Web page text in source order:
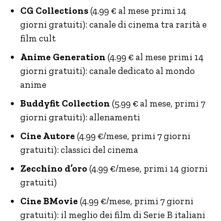
CG Collections(4.99 € al mese primi 14
giorni gratuiti): canale di cinema tra rarità e
film cult
Anime Generation (4.99 € al mese primi 14
giorni gratuiti): canale dedicato al mondo
anime
Buddyfit Collection (5.99 € al mese, primi 7
giorni gratuiti): allenamenti
Cine Autore (4.99 €/mese, primi 7 giorni
gratuiti): classici del cinema
Zecchino d’oro (4.99 €/mese, primi 14 giorni
gratuiti)
Cine BMovie (4.99 €/mese, primi 7 giorni
gratuiti): il meglio dei film di Serie B italiani